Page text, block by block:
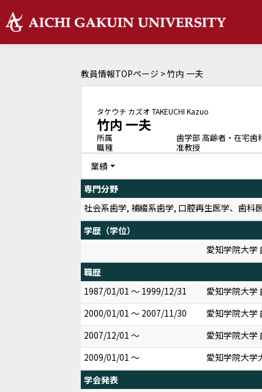
教員情報TOPページ > 竹内 一夫
タケウチ カズオTAKEUCHI Kazuo
竹内 一夫
所属
歯学部 高齢者・在宅歯
職種
准教授
業績
専門分野
社会系歯学, 補綴系歯学, 口腔再生医学、歯科
学歴（学位）
愛知学院大学
職歴
1987/01/01 ～ 1999/12/31
愛知学院大学
2000/01/01 ～ 2007/11/30
愛知学院大学
2007/12/01 ～
愛知学院大学
2009/01/01 ～
愛知学院大学
学会発表